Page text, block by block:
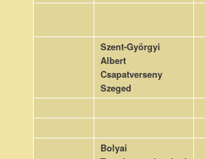
Szent-Györgyi
Albert
Csapatverseny
Szeged
Bolyai